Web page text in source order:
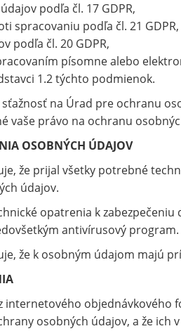
podľa čl. 17 GDPR,
spracovaniu podľa čl. 21 GDPR,
podľa čl. 20 GDPR,
písomne alebo
1.2 týchto podmienok.
na Úrad pre ochranu
vaše právo na ochranu
OSOBNÝCH ÚDAJOV
že prijal všetky potrebné
údajov.
opatrenia k zabezpečeniu
antivírusový program.
že k osobným údajom majú
objednávkového
osobných údajov, a že ich